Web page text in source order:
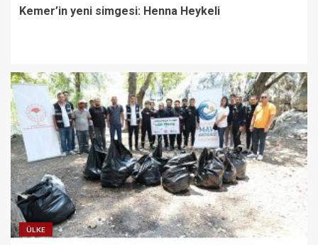
Kemer’in yeni simgesi: Henna Heykeli
ÜLKE